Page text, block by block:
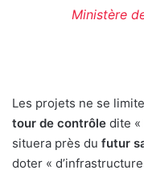
Ministère
Les projets ne se
tour de contrôle dite «
situera près du futur
doter «